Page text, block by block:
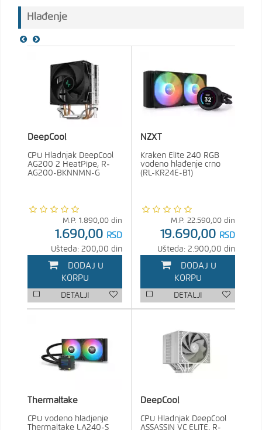
Hlađenje
DeepCool
CPU Hladnjak DeepCool
AG200 2 HeatPipe, R-
AG200-BKNNMN-G
M.P. 1.890,00 din
1.690,00 RSD
Ušteda: 200,00 din
DODAJ U
KORPU
DETALJI
NZXT
Kraken Elite 240 RGB
vodeno hlađenje crno
(RL-KR24E-B1)
M.P. 22.590,00 din
19.690,00 RSD
Ušteda: 2.900,00 din
DODAJ U
KORPU
DETALJI
Thermaltake
CPU vodeno hladjenje
Thermaltake LA240-S
DeepCool
CPU Hladnjak DeepCool
ASSASSIN VC ELITE, R-